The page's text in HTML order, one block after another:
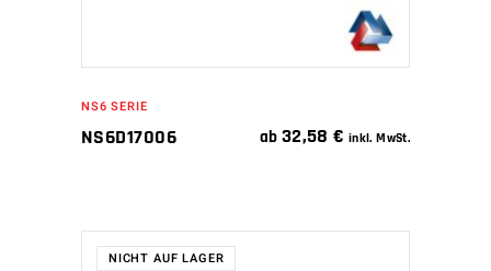
NS6 SERIE
NS6D17006 ab 32,58€ inkl. MwSt.
NICHT AUF LAGER